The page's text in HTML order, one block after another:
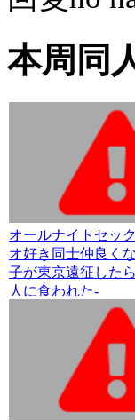
本周同
オールナイトセッ
オ好き同士仲良く
子が東京遠征した
人に食われた-